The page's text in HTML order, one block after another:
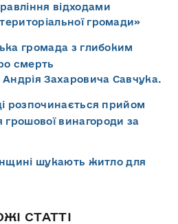
відходами
громади»
громада з глибоким
смерть
Захаровича Савчука.
розпочинається прийом
винагороди за
шукають житло для
СТАТТІ